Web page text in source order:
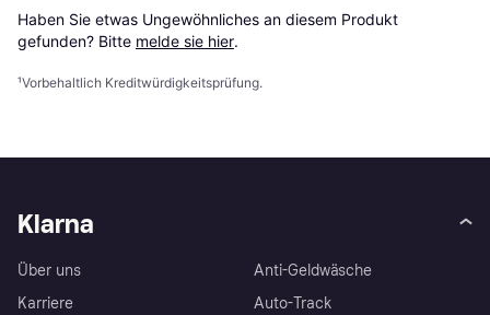
Haben Sie etwas Ungewöhnliches an diesem Produkt
gefunden? Bitte melde sie hier.
¹Vorbehaltlich Kreditwürdigkeitsprüfung.
Klarna
Über uns
Karriere
Anti-Geldwäsche
Auto-Track